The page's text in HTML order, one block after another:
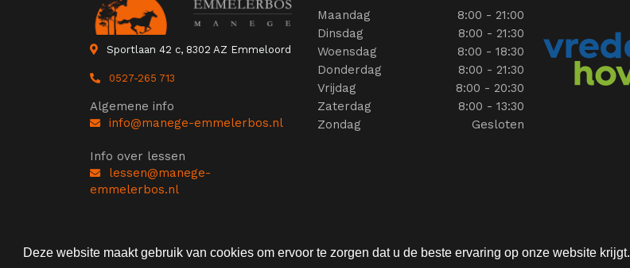
Deze website maakt gebruik van cookies om ervoor te zorgen dat u de beste ervaring op onze website krijgt.
Sportlaan 42 c, 8302 AZ Emmeloord
0527-265 713
Algemene info
info@manege-emmelerbos.nl
Info over lessen
lessen@manege-
emmelerbos.nl
Maandag
8:00 - 21:00
Dinsdag
8:00 - 21:30
Woensdag
8:00 - 18:30
Donderdag
8:00 - 21:30
Vrijdag
8:00 - 20:30
Zaterdag
8:00 - 13:30
Zondag
Gesloten